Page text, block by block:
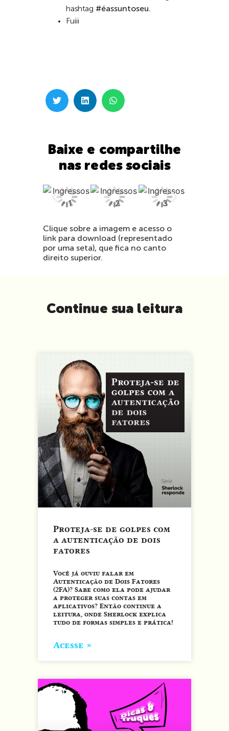
hashtag #éassuntoseu.
Fuiii
Baixe e compartilhe
nas redes sociais
Clique sobre a imagem e acesso o
link para download (representado
por uma seta), que fica no canto
direito superior.
Continue sua leitura
Proteja-se de golpes com
a autenticação de dois
fatores
Você já ouviu falar em
Autenticação de Dois Fatores
(2FA)? Sabe como ela pode ajudar
a proteger suas contas em
aplicativos? Então continue a
leitura, onde Sherlock explica
tudo de formas simples e prática!
Acesse »